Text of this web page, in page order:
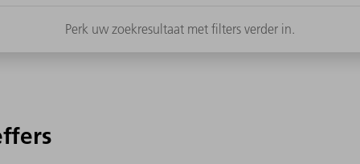
Perk uw zoekresultaat met filters verder in.